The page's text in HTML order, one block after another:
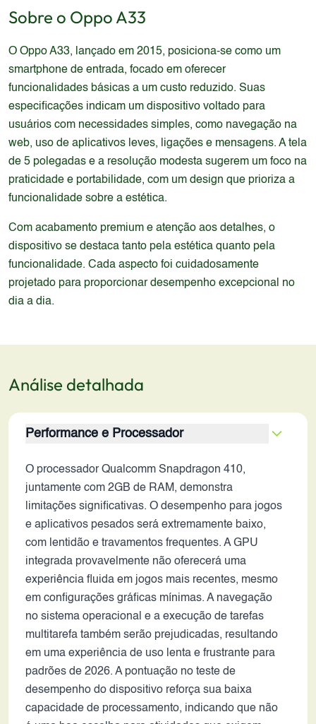
Sobre o Oppo A33
O Oppo A33, lançado em 2015, posiciona-se como um
smartphone de entrada, focado em oferecer
funcionalidades básicas a um custo reduzido. Suas
especificações indicam um dispositivo voltado para
usuários com necessidades simples, como navegação na
web, uso de aplicativos leves, ligações e mensagens. A tela
de 5 polegadas e a resolução modesta sugerem um foco na
praticidade e portabilidade, com um design que prioriza a
funcionalidade sobre a estética.
Com acabamento premium e atenção aos detalhes, o
dispositivo se destaca tanto pela estética quanto pela
funcionalidade. Cada aspecto foi cuidadosamente
projetado para proporcionar desempenho excepcional no
dia a dia.
Análise detalhada
Performance e Processador
O processador Qualcomm Snapdragon 410,
juntamente com 2GB de RAM, demonstra
limitações significativas. O desempenho para jogos
e aplicativos pesados será extremamente baixo,
com lentidão e travamentos frequentes. A GPU
integrada provavelmente não oferecerá uma
experiência fluida em jogos mais recentes, mesmo
em configurações gráficas mínimas. A navegação
no sistema operacional e a execução de tarefas
multitarefa também serão prejudicadas, resultando
em uma experiência de uso lenta e frustrante para
padrões de 2026. A pontuação no teste de
desempenho do dispositivo reforça sua baixa
capacidade de processamento, indicando que não